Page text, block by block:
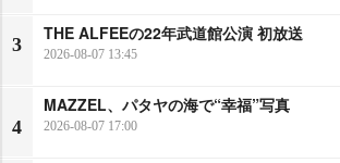
3
THE ALFEEの22年武道館公演 初放送
2026-08-07 13:45
4
MAZZEL、パタヤの海で“幸福”写真
2026-08-07 17:00